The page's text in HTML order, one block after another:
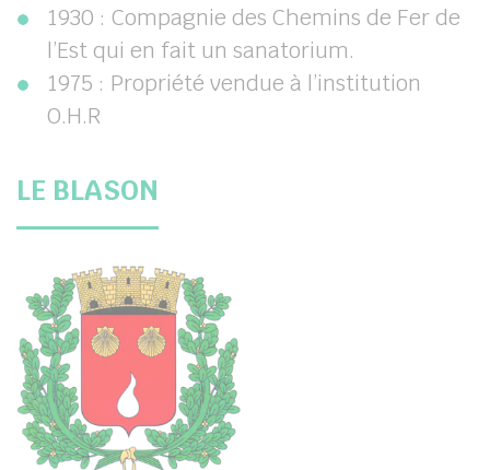
1930 : Compagnie des Chemins de Fer de
l’Est qui en fait un sanatorium.
1975 : Propriété vendue à l’institution
O.H.R
LE BLASON